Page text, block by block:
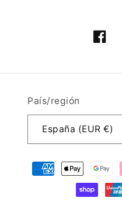
País/región
España (EUR €)
Formas